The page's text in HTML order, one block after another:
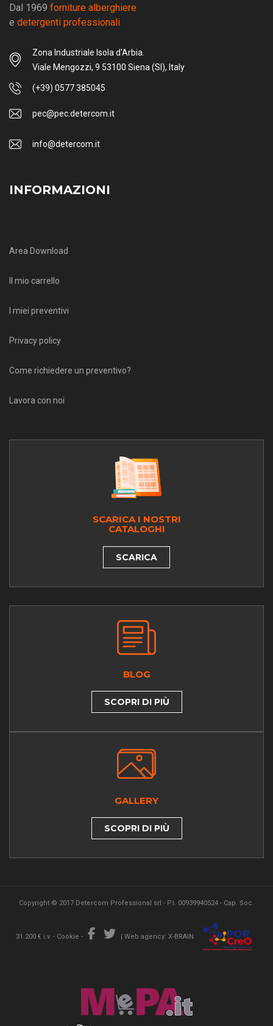
Dal 1969 forniture alberghiere
e detergenti professionali
Zona Industriale Isola d'Arbia.
Viale Mengozzi, 9 53100 Siena (SI), Italy
(+39) 0577 385045
pec@pec.detercom.it
info@detercom.it
INFORMAZIONI
Area Download
Il mio carrello
I miei preventivi
Privacy policy
Come richiedere un preventivo?
Lavora con noi
SCARICA I NOSTRI
CATALOGHI
SCARICA
BLOG
SCOPRI DI PIÙ
GALLERY
SCOPRI DI PIÙ
Copyright © 2017 Detercom Professional srl - P.I. 00939940524 - Cap. Soc.
31.200 € i.v. - Cookie - | Web agency: X-BRAIN